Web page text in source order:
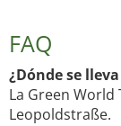
FAQ
¿Dónde se
La Green World
Leopoldstraße.